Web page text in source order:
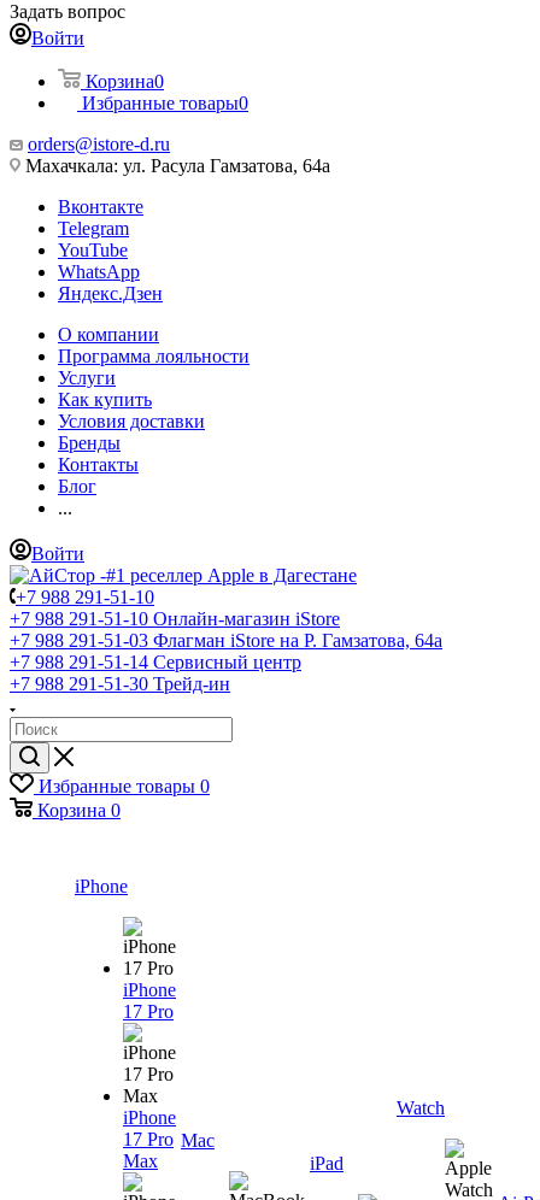
Задать вопрос
Войти
Корзина0
Избранные товары0
orders@istore-d.ru
Махачкала: ул. Расула Гамзатова, 64а
Вконтакте
Telegram
YouTube
WhatsApp
Яндекс.Дзен
О компании
Программа лояльности
Услуги
Как купить
Условия доставки
Бренды
Контакты
Блог
...
Войти
+7 988 291-51-10
+7 988 291-51-10 Онлайн-магазин iStore
+7 988 291-51-03 Флагман iStore на Р. Гамзатова, 64а
+7 988 291-51-14 Сервисный центр
+7 988 291-51-30 Трейд-ин
Избранные товары 0
Корзина 0
iPhone
iPhone
17 Pro
iPhone
17 Pro
Max
Mac
iPad
Watch